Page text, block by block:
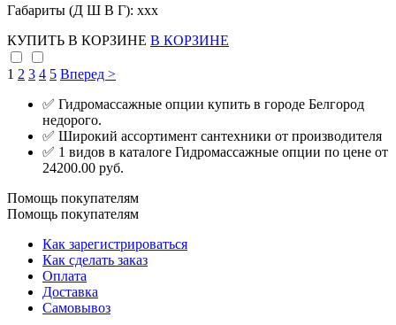
Габариты (Д Ш В Г): xxx
КУПИТЬ В КОРЗИНЕ В КОРЗИНЕ
1 2 3 4 5 Вперед >
✅ Гидромассажные опции купить в городе Белгород
недорого.
✅ Широкий ассортимент сантехники от производителя
✅ 1 видов в каталоге Гидромассажные опции по цене от
24200.00 руб.
Помощь покупателям
Помощь покупателям
Как зарегистрироваться
Как сделать заказ
Оплата
Доставка
Самовывоз